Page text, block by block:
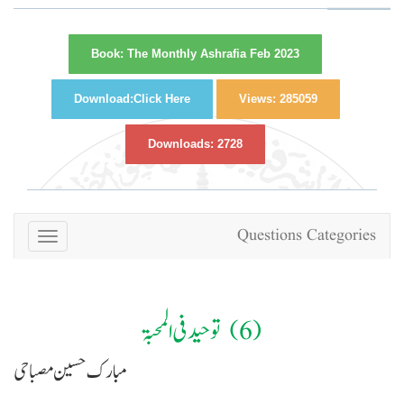
Book:The Monthly Ashrafia Feb 2023
Download:Click Here Views:285059
Downloads:2728
Toggle
navigation
Questions Categories
-توحید فی المحبۃ
مبارک حسین مصباحی